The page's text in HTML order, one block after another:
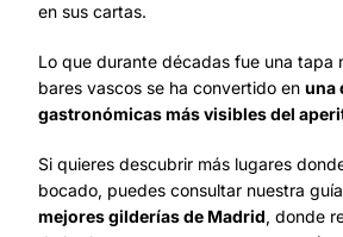
en sus cartas.
Lo que durante décadas fue una tapa
bares vascos se ha convertido en una
gastronómicas más visibles del
Si quieres descubrir más lugares
bocado, puedes consultar nuestra
mejores gilderías de Madrid, donde